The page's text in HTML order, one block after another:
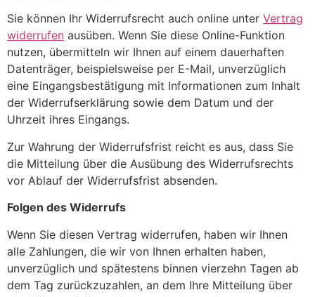
Sie können Ihr Widerrufsrecht auch online unter Vertrag
widerrufen ausüben. Wenn Sie diese Online-Funktion
nutzen, übermitteln wir Ihnen auf einem dauerhaften
Datenträger, beispielsweise per E-Mail, unverzüglich
eine Eingangsbestätigung mit Informationen zum Inhalt
der Widerrufserklärung sowie dem Datum und der
Uhrzeit ihres Eingangs.
Zur Wahrung der Widerrufsfrist reicht es aus, dass Sie
die Mitteilung über die Ausübung des Widerrufsrechts
vor Ablauf der Widerrufsfrist absenden.
Folgen des Widerrufs
Wenn Sie diesen Vertrag widerrufen, haben wir Ihnen
alle Zahlungen, die wir von Ihnen erhalten haben,
unverzüglich und spätestens binnen vierzehn Tagen ab
dem Tag zurückzuzahlen, an dem Ihre Mitteilung über